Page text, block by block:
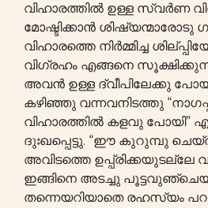
വിഹാരത്തിൽ ഉള്ള സ്വർണ
മോഷ്ടിക്കാൻ ശിഷ്യന്മാരോടു
വിഹാരത്തെ നിർമ്മിച്ച
വിഗ്രഹം എങ്ങനെ
അവൻ ഉള്ള ദ്വീപിലേക്കു
കഴിഞ്ഞു വന്നവനിടത്തു
വിഹാരത്തിൽ കളവു പോയി”
ദുഃഖപ്പെട്ടു. “ഈ കുറുമ്പു
അവിടത്തെ ഉപ്പ്രിക്കയുടല്ലേ
ഇങ്ങിനെ അടച്ചു
തന്നെയറിയാതെ രഹസ്യം